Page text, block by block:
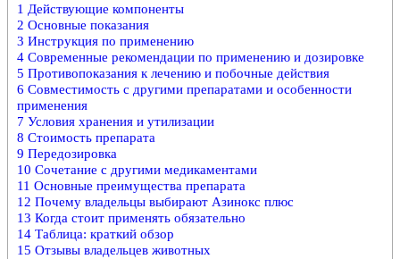
1 Действующие компоненты
2 Основные показания
3 Инструкция по применению
4 Современные рекомендации по применению и дозировке
5 Противопоказания к лечению и побочные действия
6 Совместимость с другими препаратами и особенности
применения
7 Условия хранения и утилизации
8 Стоимость препарата
9 Передозировка
10 Сочетание с другими медикаментами
11 Основные преимущества препарата
12 Почему владельцы выбирают Азинокс плюс
13 Когда стоит применять обязательно
14 Таблица: краткий обзор
15 Отзывы владельцев животных